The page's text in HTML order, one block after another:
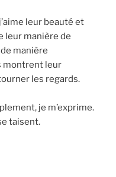
leur beauté et
leur manière de
manière
montrent leur
les regards.
je m’exprime.
taisent.